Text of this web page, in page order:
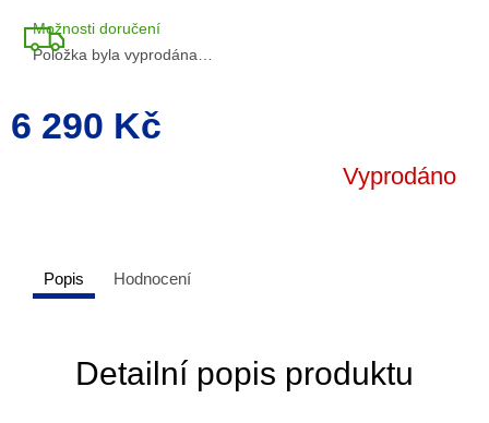
6 290 Kč
Měrná
cena:
Vyprodáno
Možnosti doručení
Položka byla vyprodána…
Popis Hodnocení
Detailní popis produktu